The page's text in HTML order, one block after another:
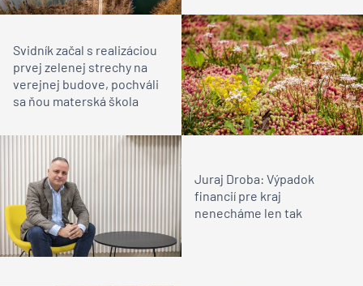
Svidník začal s realizáciou
prvej zelenej strechy na
verejnej budove, pochváli
sa ňou materská škola
Juraj Droba: Výpadok
financií pre kraj
nenecháme len tak